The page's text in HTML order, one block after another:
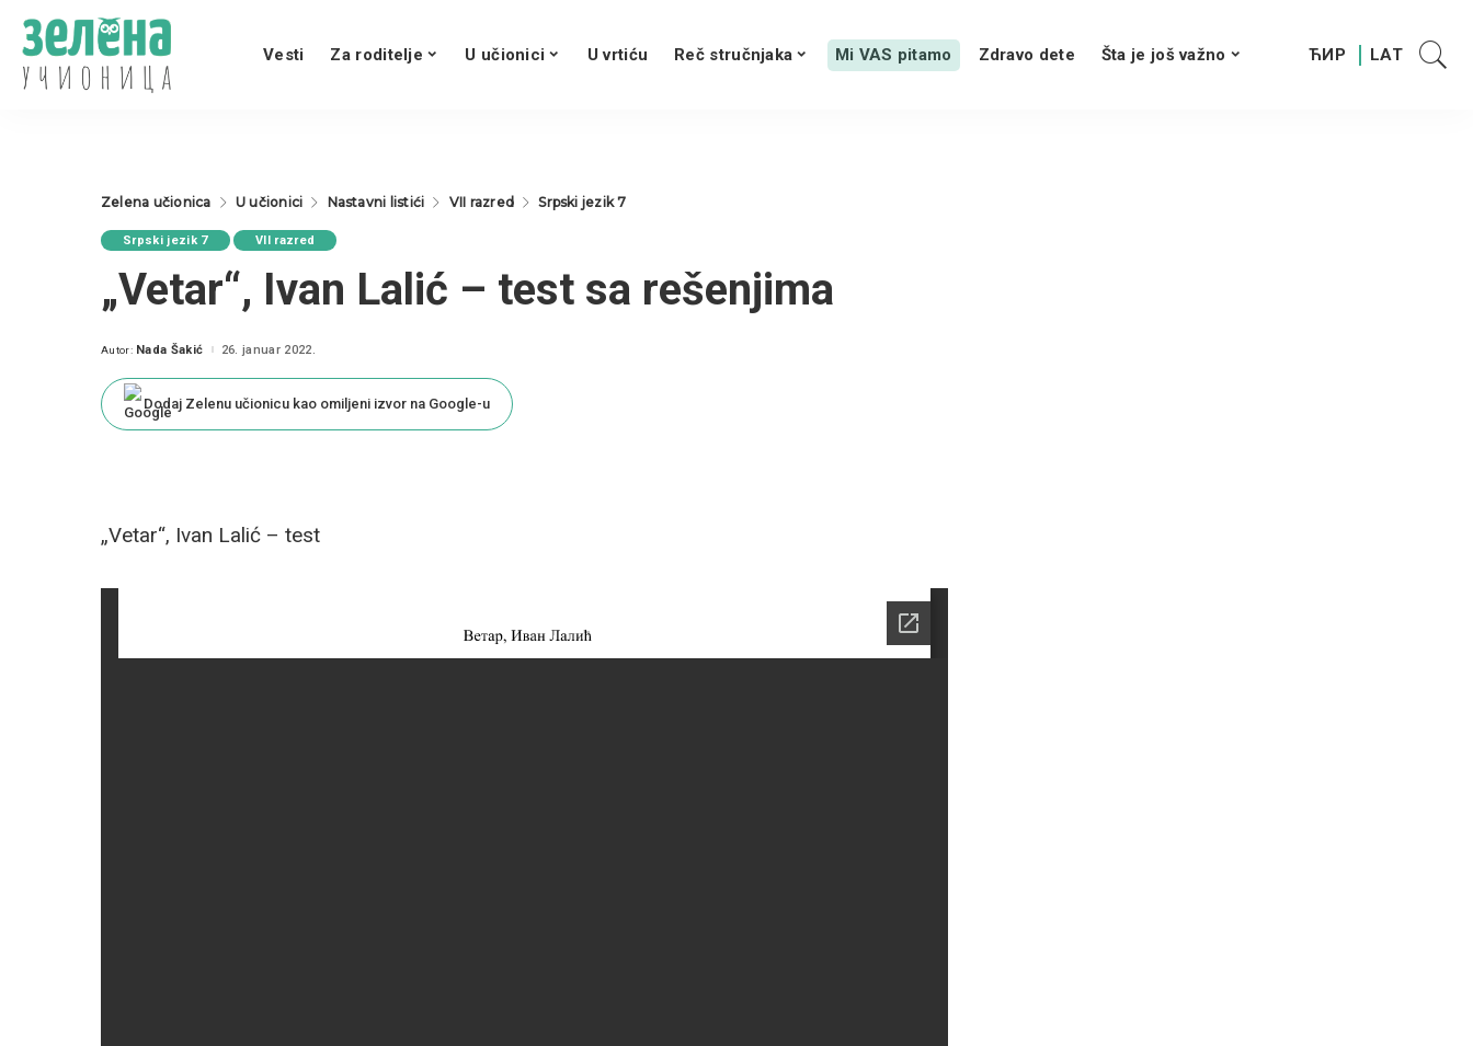
Vesti Za roditelje U učionici U vrtiću Reč stručnjaka Mi VAS pitamo Zdravo dete Šta je još važno
Zelena učionica U učionici Nastavni listići VII razred Srpski jezik 7
Srpski jezik 7 VII razred
„Vetar“, Ivan Lalić – test sa rešenjima
Posted
Autor: Nada Šakić 26. januar 2022.
Dodaj Zelenu učionicu kao omiljeni izvor na Google-u
„Vetar“, Ivan Lalić – test